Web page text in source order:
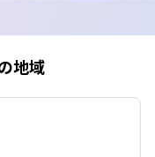
地域